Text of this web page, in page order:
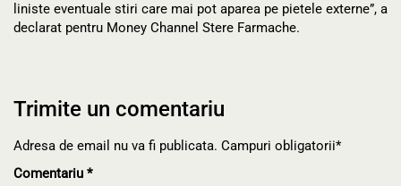
liniste eventuale stiri care mai pot aparea pe pietele externe”, a
declarat pentru Money Channel Stere Farmache.
Trimite un comentariu
Adresa de email nu va fi publicata. Campuri obligatorii*
Comentariu *